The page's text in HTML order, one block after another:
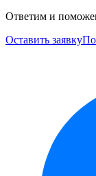
Ответим и
Оставить заявку